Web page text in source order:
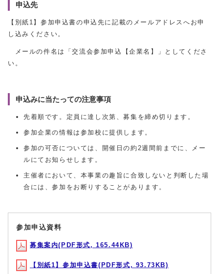
申込先
【別紙1】参加申込書の申込先に記載のメールアドレスへお申
し込みください。
メールの件名は「交流会参加申込【企業名】」としてくださ
い。
申込みに当たっての注意事項
先着順です。定員に達し次第、募集を締め切ります。
参加企業の情報は参加校に提供します。
参加の可否については、開催日の約2週間前までに、メー
ルにてお知らせします。
主催者において、本事業の趣旨に合致しないと判断した場
合には、参加をお断りすることがあります。
参加申込資料
募集案内(PDF形式, 165.44KB)
【別紙1】参加申込書(PDF形式, 93.73KB)